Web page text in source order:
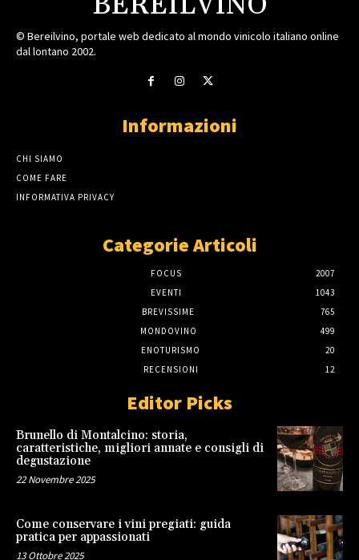
© Bereilvino, portale web dedicato al mondo vinicolo italiano online
dal lontano 2002.
Informazioni
CHI SIAMO
COME FARE
INFORMATIVA PRIVACY
Categorie Articoli
FOCUS
2007
EVENTI
1043
BREVISSIME
765
MONDOVINO
499
ENOTURISMO
20
RECENSIONI
12
Editor Picks
Brunello di Montalcino: storia,
caratteristiche, migliori annate e consigli di
degustazione
22 Novembre 2025
Come conservare i vini pregiati: guida
pratica per appassionati
13 Ottobre 2025